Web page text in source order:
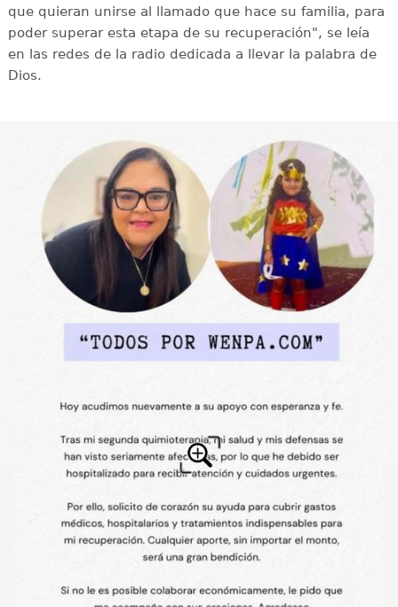
que quieran unirse al llamado que hace su familia, para
poder superar esta etapa de su recuperación", se leía
en las redes de la radio dedicada a llevar la palabra de
Dios.